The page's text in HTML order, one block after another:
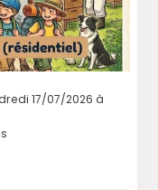
17/07/2026 à